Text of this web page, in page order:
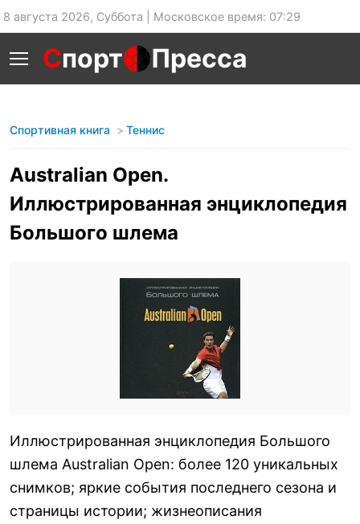
8 августа 2026, Суббота | Московское время: 07:29
Спорт Пресса
Спортивная книга Теннис
Australian Open.
Иллюстрированная энциклопедия
Большого шлема
Иллюстрированная энциклопедия Большого
шлема Australian Open: более 120 уникальных
снимков; яркие события последнего сезона и
страницы истории; жизнеописания